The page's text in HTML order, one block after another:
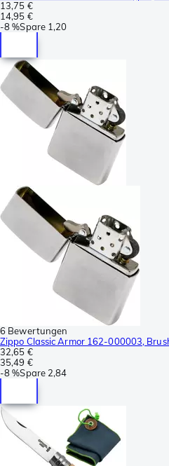
13,75 €
14,95 €
-8 %Spare 1,20
6 Bewertungen
Zippo Classic Armor 162-000003,
32,65 €
35,49 €
-8 %Spare 2,84